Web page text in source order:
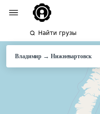
Найти грузы
Владимир → Нижневартовск